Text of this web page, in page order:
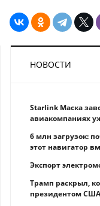
НОВОСТИ
Starlink Маска
авиакомпаниях
6 млн загрузок:
этот навигатор
Экспорт
Трамп раскрыл,
президентом США